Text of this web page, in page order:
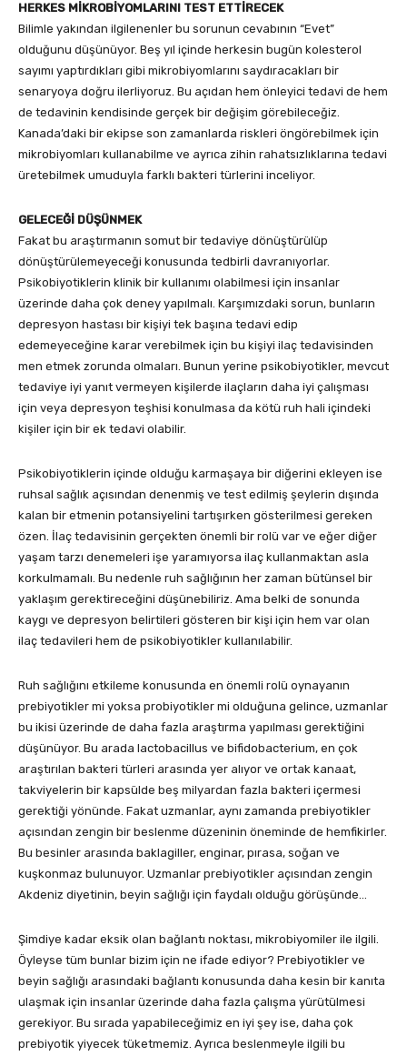
HERKES MİKROBİYOMLARINI TEST ETTİRECEK
Bilimle yakından ilgilenenler bu sorunun cevabının “Evet”
olduğunu düşünüyor. Beş yıl içinde herkesin bugün kolesterol
sayımı yaptırdıkları gibi mikrobiyomlarını saydıracakları bir
senaryoya doğru ilerliyoruz. Bu açıdan hem önleyici tedavi de hem
de tedavinin kendisinde gerçek bir değişim görebileceğiz.
Kanada’daki bir ekipse son zamanlarda riskleri öngörebilmek için
mikrobiyomları kullanabilme ve ayrıca zihin rahatsızlıklarına tedavi
üretebilmek umuduyla farklı bakteri türlerini inceliyor.
GELECEĞİ DÜŞÜNMEK
Fakat bu araştırmanın somut bir tedaviye dönüştürülüp
dönüştürülemeyeceği konusunda tedbirli davranıyorlar.
Psikobiyotiklerin klinik bir kullanımı olabilmesi için insanlar
üzerinde daha çok deney yapılmalı. Karşımızdaki sorun, bunların
depresyon hastası bir kişiyi tek başına tedavi edip
edemeyeceğine karar verebilmek için bu kişiyi ilaç tedavisinden
men etmek zorunda olmaları. Bunun yerine psikobiyotikler, mevcut
tedaviye iyi yanıt vermeyen kişilerde ilaçların daha iyi çalışması
için veya depresyon teşhisi konulmasa da kötü ruh hali içindeki
kişiler için bir ek tedavi olabilir.
Psikobiyotiklerin içinde olduğu karmaşaya bir diğerini ekleyen ise
ruhsal sağlık açısından denenmiş ve test edilmiş şeylerin dışında
kalan bir etmenin potansiyelini tartışırken gösterilmesi gereken
özen. İlaç tedavisinin gerçekten önemli bir rolü var ve eğer diğer
yaşam tarzı denemeleri işe yaramıyorsa ilaç kullanmaktan asla
korkulmamalı. Bu nedenle ruh sağlığının her zaman bütünsel bir
yaklaşım gerektireceğini düşünebiliriz. Ama belki de sonunda
kaygı ve depresyon belirtileri gösteren bir kişi için hem var olan
ilaç tedavileri hem de psikobiyotikler kullanılabilir.
Ruh sağlığını etkileme konusunda en önemli rolü oynayanın
prebiyotikler mi yoksa probiyotikler mi olduğuna gelince, uzmanlar
bu ikisi üzerinde de daha fazla araştırma yapılması gerektiğini
düşünüyor. Bu arada lactobacillus ve bifidobacterium, en çok
araştırılan bakteri türleri arasında yer alıyor ve ortak kanaat,
takviyelerin bir kapsülde beş milyardan fazla bakteri içermesi
gerektiği yönünde. Fakat uzmanlar, aynı zamanda prebiyotikler
açısından zengin bir beslenme düzeninin öneminde de hemfikirler.
Bu besinler arasında baklagiller, enginar, pırasa, soğan ve
kuşkonmaz bulunuyor. Uzmanlar prebiyotikler açısından zengin
Akdeniz diyetinin, beyin sağlığı için faydalı olduğu görüşünde…
Şimdiye kadar eksik olan bağlantı noktası, mikrobiyomiler ile ilgili.
Öyleyse tüm bunlar bizim için ne ifade ediyor? Prebiyotikler ve
beyin sağlığı arasındaki bağlantı konusunda daha kesin bir kanıta
ulaşmak için insanlar üzerinde daha fazla çalışma yürütülmesi
gerekiyor. Bu sırada yapabileceğimiz en iyi şey ise, daha çok
prebiyotik yiyecek tüketmemiz. Ayrıca beslenmeyle ilgili bu